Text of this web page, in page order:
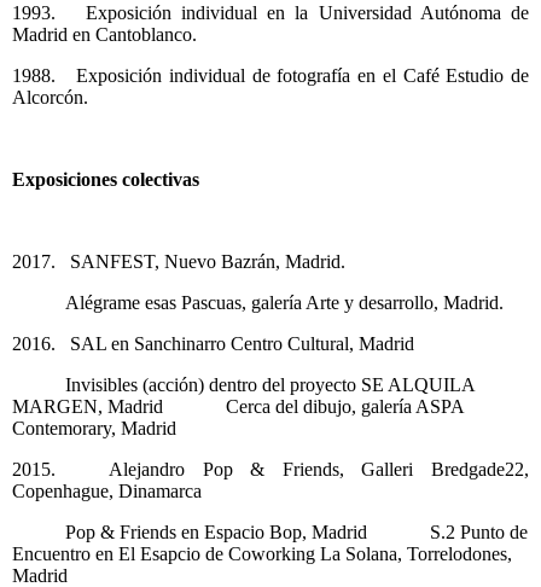
1993. Exposición individual en la Universidad Autónoma de
Madrid en Cantoblanco.
1988. Exposición individual de fotografía en el Café Estudio de
Alcorcón.
Exposiciones colectivas
2017. SANFEST, Nuevo Bazrán, Madrid.
Alégrame esas Pascuas, galería Arte y desarrollo, Madrid.
2016. SAL en Sanchinarro Centro Cultural, Madrid
Invisibles (acción) dentro del proyecto SE ALQUILA
MARGEN, Madrid Cerca del dibujo, galería ASPA
Contemorary, Madrid
2015. Alejandro Pop & Friends, Galleri Bredgade22,
Copenhague, Dinamarca
Pop & Friends en Espacio Bop, Madrid S.2 Punto de
Encuentro en El Esapcio de Coworking La Solana, Torrelodones,
Madrid